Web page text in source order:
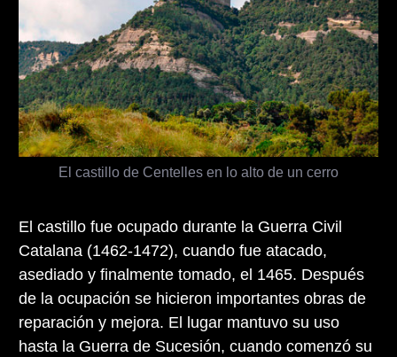
El castillo de Centelles en lo alto de un cerro
El castillo fue ocupado durante la Guerra Civil
Catalana (1462-1472), cuando fue atacado,
asediado y finalmente tomado, el 1465. Después
de la ocupación se hicieron importantes obras de
reparación y mejora. El lugar mantuvo su uso
hasta la Guerra de Sucesión, cuando comenzó su